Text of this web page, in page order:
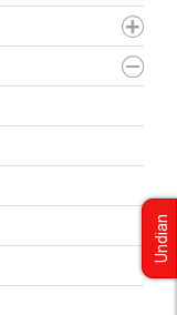
Undian